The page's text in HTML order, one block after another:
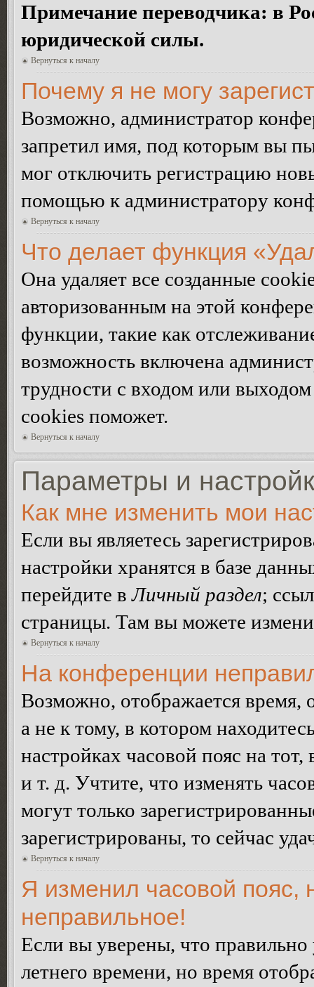
Примечание переводчика: в
юридической силы.
Вернуться к началу
Почему я не могу
Возможно, администратор
запретил имя, под которым вы
мог отключить регистрацию
помощью к администратору
Вернуться к началу
Что делает функция
Она удаляет все созданные
авторизованным на этой
функции, такие как
возможность включена
трудности с входом или
cookies поможет.
Вернуться к началу
Параметры и
Как мне изменить мои
Если вы являетесь
настройки хранятся в базе
перейдите вЛичный раздел;
страницы. Там вы можете
Вернуться к началу
На конференции
Возможно, отображается время,
а не к тому, в котором
настройках часовой пояс на
и т. д. Учтите, что изменять
могут только
зарегистрированы, то сейчас
Вернуться к началу
Я изменил часовой пояс,
неправильное!
Если вы уверены, что правильно
летнего времени, но время